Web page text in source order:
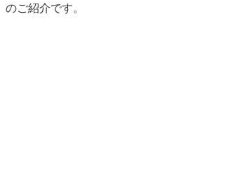
のご紹介です。